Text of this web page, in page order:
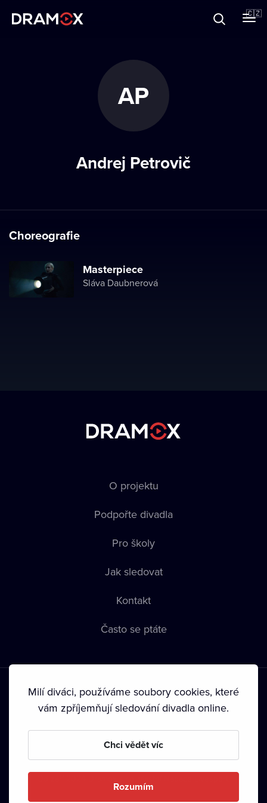
🇨🇿
AP
Andrej Petrovič
Choreografie
Masterpiece
Sláva Daubnerová
O projektu
Podpořte divadla
Pro školy
Jak sledovat
Kontakt
Často se ptáte
Podmínky používání • Ochrana soukromí • Zásady používání
• Autorská práva•
Milí diváci, používáme soubory cookies, které
vám zpříjemňují sledování divadla online.
Chci vědět víc
Rozumím